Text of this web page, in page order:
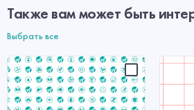
Также вам может быть
Выбрать все